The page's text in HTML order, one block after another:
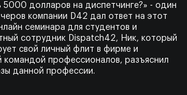
5000 долларов на диспетчинге?» - один
компании D42 дал ответ на этот
семинара для студентов и
сотрудник Dispatch42, Ник, который
свой личный флит в фирме и
командой профессионалов, разъяснил
данной профессии.